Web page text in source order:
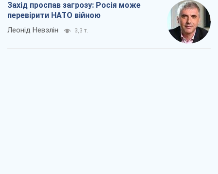
Захід проспав загрозу: Росія може
перевірити НАТО війною
Леонід Невзлін 3,3 т.